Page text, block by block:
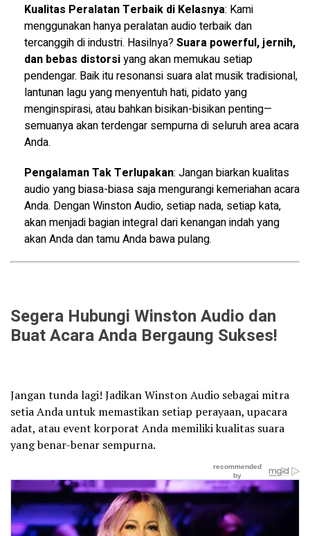
Kualitas Peralatan Terbaik di Kelasnya: Kami
menggunakan hanya peralatan audio terbaik dan
tercanggih di industri. Hasilnya?Suara powerful, jernih,
dan bebas distorsiyang akan memukau setiap
pendengar. Baik itu resonansi suara alat musik tradisional,
lantunan lagu yang menyentuh hati, pidato yang
menginspirasi, atau bahkan bisikan-bisikan penting—
semuanya akan terdengar sempurna di seluruh area acara
Anda.
Pengalaman Tak Terlupakan: Jangan biarkan kualitas
audio yang biasa-biasa saja mengurangi kemeriahan acara
Anda. Dengan Winston Audio, setiap nada, setiap kata,
akan menjadi bagian integral dari kenangan indah yang
akan Anda dan tamu Anda bawa pulang.
Segera Hubungi Winston Audio dan
Buat Acara Anda Bergaung Sukses!
Jangan tunda lagi! Jadikan Winston Audio sebagai mitra
setia Anda untuk memastikan setiap perayaan, upacara
adat, atau event korporat Anda memiliki kualitas suara
yang benar-benar sempurna.